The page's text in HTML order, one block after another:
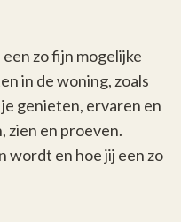
zo fijn mogelijke
in de woning, zoals
genieten, ervaren en
zien en proeven.
wordt en hoe jij een zo